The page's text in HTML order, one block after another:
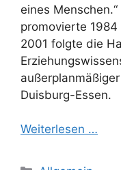
eines
promovierte
2001 folgte die
Duisburg-Essen.
Weiterlesen …